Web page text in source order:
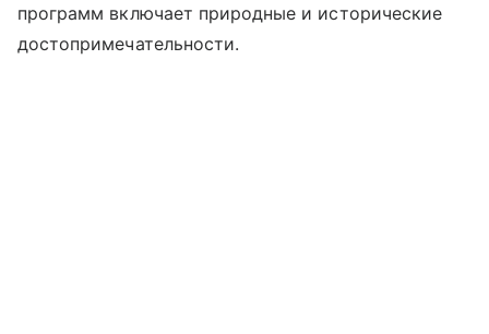
программ включает природные и исторические
достопримечательности.